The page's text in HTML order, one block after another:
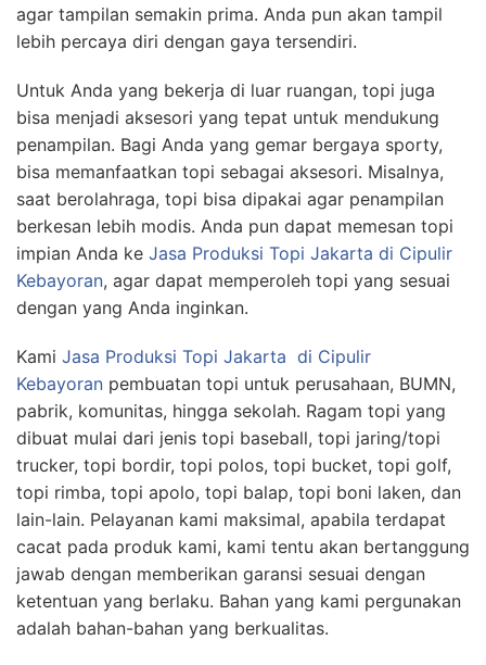
agar tampilan semakin prima. Anda pun akan tampil
lebih percaya diri dengan gaya tersendiri.
Untuk Anda yang bekerja di luar ruangan, topi juga
bisa menjadi aksesori yang tepat untuk mendukung
penampilan. Bagi Anda yang gemar bergaya sporty,
bisa memanfaatkan topi sebagai aksesori. Misalnya,
saat berolahraga, topi bisa dipakai agar penampilan
berkesan lebih modis. Anda pun dapat memesan topi
impian Anda ke Jasa Produksi Topi Jakarta di Cipulir
Kebayoran, agar dapat memperoleh topi yang sesuai
dengan yang Anda inginkan.
Kami Jasa Produksi Topi Jakarta di Cipulir
Kebayoran pembuatan topi untuk perusahaan, BUMN,
pabrik, komunitas, hingga sekolah. Ragam topi yang
dibuat mulai dari jenis topi baseball, topi jaring/topi
trucker, topi bordir, topi polos, topi bucket, topi golf,
topi rimba, topi apolo, topi balap, topi boni laken, dan
lain-lain. Pelayanan kami maksimal, apabila terdapat
cacat pada produk kami, kami tentu akan bertanggung
jawab dengan memberikan garansi sesuai dengan
ketentuan yang berlaku. Bahan yang kami pergunakan
adalah bahan-bahan yang berkualitas.